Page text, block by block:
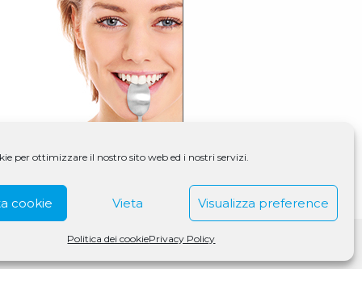
per ottimizzare il nostro sito web ed i nostri servizi.
cookie Vieta Visualizza preference
Politica dei cookiePrivacy Policy